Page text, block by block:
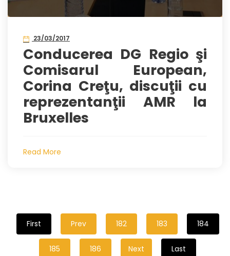
23/03/2017
Conducerea DG Regio şi
Comisarul European,
Corina Creţu, discuţii cu
reprezentanţii AMR la
Bruxelles
Read More
First Prev 182 183 184
185 186 Next Last